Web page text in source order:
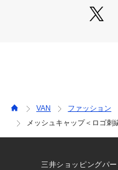
VAN ファッション
メッシュキャップ＜ロゴ刺
三井ショッピングパー